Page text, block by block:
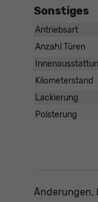
Sonstiges
Antriebsart
Anzahl Türen
Kilometerstand
Lackierung
Polsterung
Änderungen,